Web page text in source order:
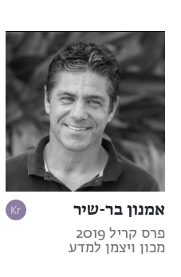
אמנון בר-שיר
פרס קריל 2019
מכון ויצמן למדע